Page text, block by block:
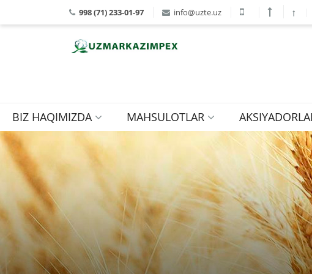
998 (71) 233-01-97 info@uzte.uz
BIZ HAQIMIZDA MAHSULOTLAR